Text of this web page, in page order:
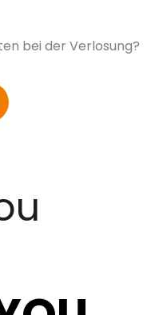
bei der Verlosung?